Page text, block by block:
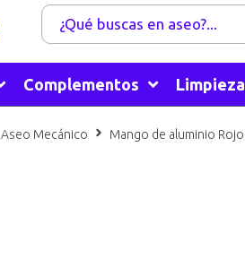
Complementos Limpieza
Aseo Mecánico Mango de aluminio Rojo